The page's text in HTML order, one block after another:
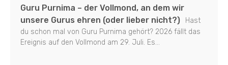
Guru Purnima – der Vollmond, an dem wir
unsere Gurus ehren (oder lieber nicht?)
Hast
du schon mal von Guru Purnima gehört? 2026 fällt das
Ereignis auf den Vollmond am 29. Juli. Es...